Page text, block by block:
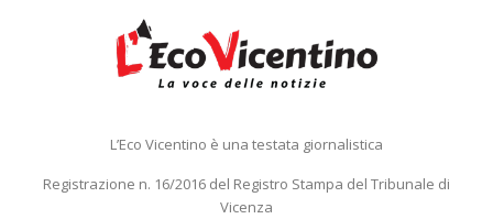
L’Eco Vicentino è una testata giornalistica
Registrazione n. 16/2016 del Registro Stampa del Tribunale di
Vicenza